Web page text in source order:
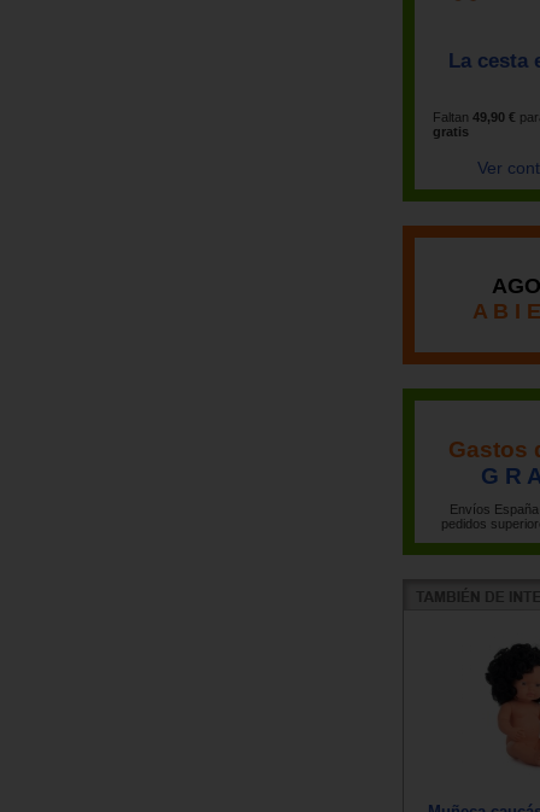
La cesta
Faltan 49,90 €
gratis
Ver
A B I
Gastos
G R
Envíos
pedidos